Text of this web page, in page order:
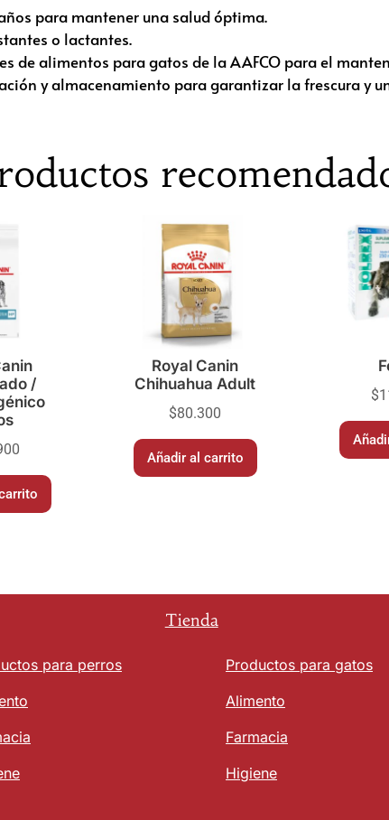
para mantener una salud óptima.
o lactantes.
de alimentos para gatos de la AAFCO para el
y almacenamiento para garantizar la frescura y
/
Royal Canin
Chihuahua Adult
$80.300
Añadir al carrito
$
Tienda
para perros
Productos para gatos
Alimento
Farmacia
Higiene